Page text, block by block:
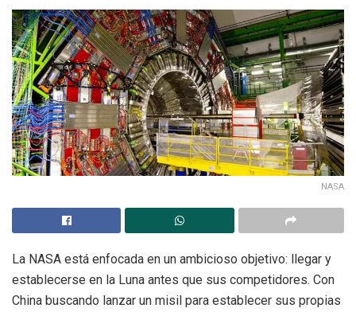
NASA
La NASA está enfocada en un ambicioso objetivo: llegar y
establecerse en la Luna antes que sus competidores. Con
China buscando lanzar un misil para establecer sus propias